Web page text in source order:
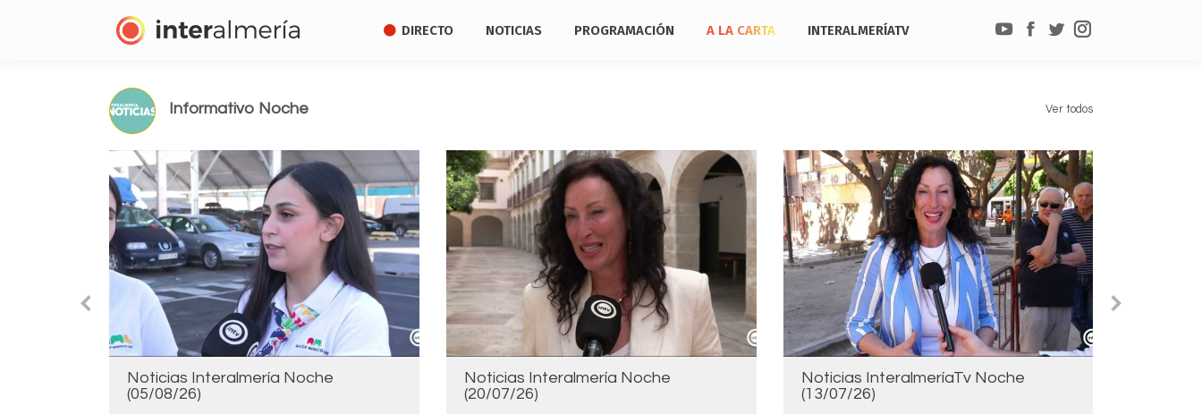
DIRECTO NOTICIAS PROGRAMACIÓN A LA CARTA INTERALMERÍATV
YouTube
Facebook
TwitterInstagram
Ver todos
Informativo Noche
Noticias Interalmería Noche
(05/08/26)
Noticias Interalmería Noche
(20/07/26)
Noticias InteralmeríaTv Noche
(13/07/26)